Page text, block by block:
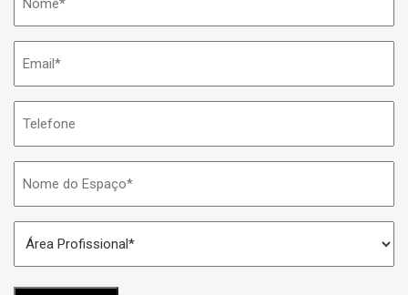
do
Espaço
Profissional
*